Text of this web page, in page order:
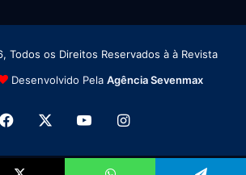
Todos os Direitos Reservados à à Revista
Desenvolvido Pela Agência Sevenmax
Facebook YouTubeInstagram